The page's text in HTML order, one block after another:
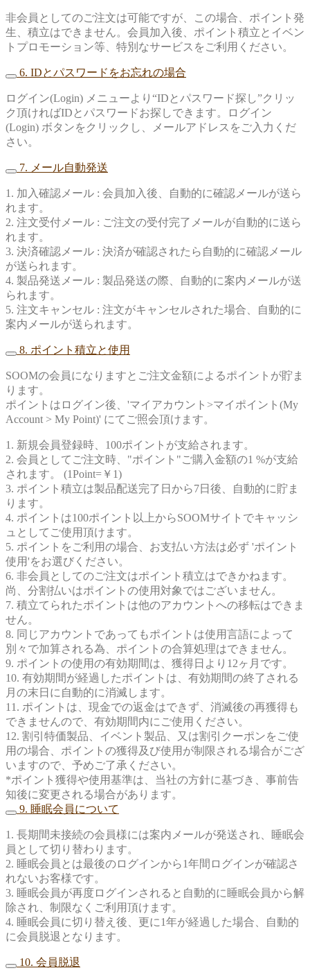
非会員としてのご注文は可能ですが、この場合、ポイント発
生、積立はできません。会員加入後、ポイント積立とイベン
トプロモーション等、特別なサービスをご利用ください。
6. IDとパスワードをお忘れの場合
ログイン(Login) メニューより“IDとパスワード探し”クリッ
ク頂ければIDとパスワードお探しできます。ログイン
(Login) ボタンをクリックし、メールアドレスをご入力くだ
さい。
7. メール自動発送
1. 加入確認メール : 会員加入後、自動的に確認メールが送ら
れます。
2. 注文受付メール : ご注文の受付完了メールが自動的に送ら
れます。
3. 決済確認メール : 決済が確認されたら自動的に確認メール
が送られます。
4. 製品発送メール : 製品発送の際、自動的に案内メールが送
られます。
5. 注文キャンセル : 注文がキャンセルされた場合、自動的に
案内メールが送られます。
8. ポイント積立と使用
SOOMの会員になりますとご注文金額によるポイントが貯ま
ります。
ポイントはログイン後、'マイアカウント>マイポイント(My
Account > My Point)' にてご照会頂けます。
1. 新規会員登録時、100ポイントが支給されます。
2. 会員としてご注文時、"ポイント"ご購入金額の1 %が支給
されます。 (1Point=￥1)
3. ポイント積立は製品配送完了日から7日後、自動的に貯ま
ります。
4. ポイントは100ポイント以上からSOOMサイトでキャッシ
ュとしてご使用頂けます。
5. ポイントをご利用の場合、お支払い方法は必ず 'ポイント
使用'をお選びください。
6. 非会員としてのご注文はポイント積立はできかねます。
尚、分割払いはポイントの使用対象ではございません。
7. 積立てられたポイントは他のアカウントへの移転はできま
せん。
8. 同じアカウントであってもポイントは使用言語によって
別々で加算される為、ポイントの合算処理はできません。
9. ポイントの使用の有効期間は、獲得日より12ヶ月です。
10. 有効期間が経過したポイントは、有効期間の終了される
月の末日に自動的に消滅します。
11. ポイントは、現金での返金はできず、消滅後の再獲得も
できませんので、有効期間内にご使用ください。
12. 割引特価製品、イベント製品、又は割引クーポンをご使
用の場合、ポイントの獲得及び使用が制限される場合がござ
いますので、予めご了承ください。
*ポイント獲得や使用基準は、当社の方針に基づき、事前告
知後に変更される場合があります。
9. 睡眠会員について
1. 長期間未接続の会員様には案内メールが発送され、睡眠会
員として切り替わります。
2. 睡眠会員とは最後のログインから1年間ログインが確認さ
れないお客様です。
3. 睡眠会員が再度ログインされると自動的に睡眠会員から解
除され、制限なくご利用頂けます。
4. 睡眠会員に切り替え後、更に1年が経過した場合、自動的
に会員脱退となります。
10. 会員脱退